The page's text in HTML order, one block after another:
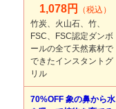
1,078円
（税込）
竹炭、火山石、竹、
FSC、FSC認定ダンボ
ールの全て天然素材で
できたインスタントグ
リル
70%OFF 象の鼻から水